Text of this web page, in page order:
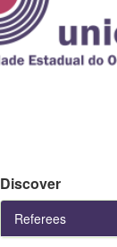
Discover
Referees